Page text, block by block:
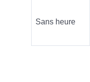
Sans heure